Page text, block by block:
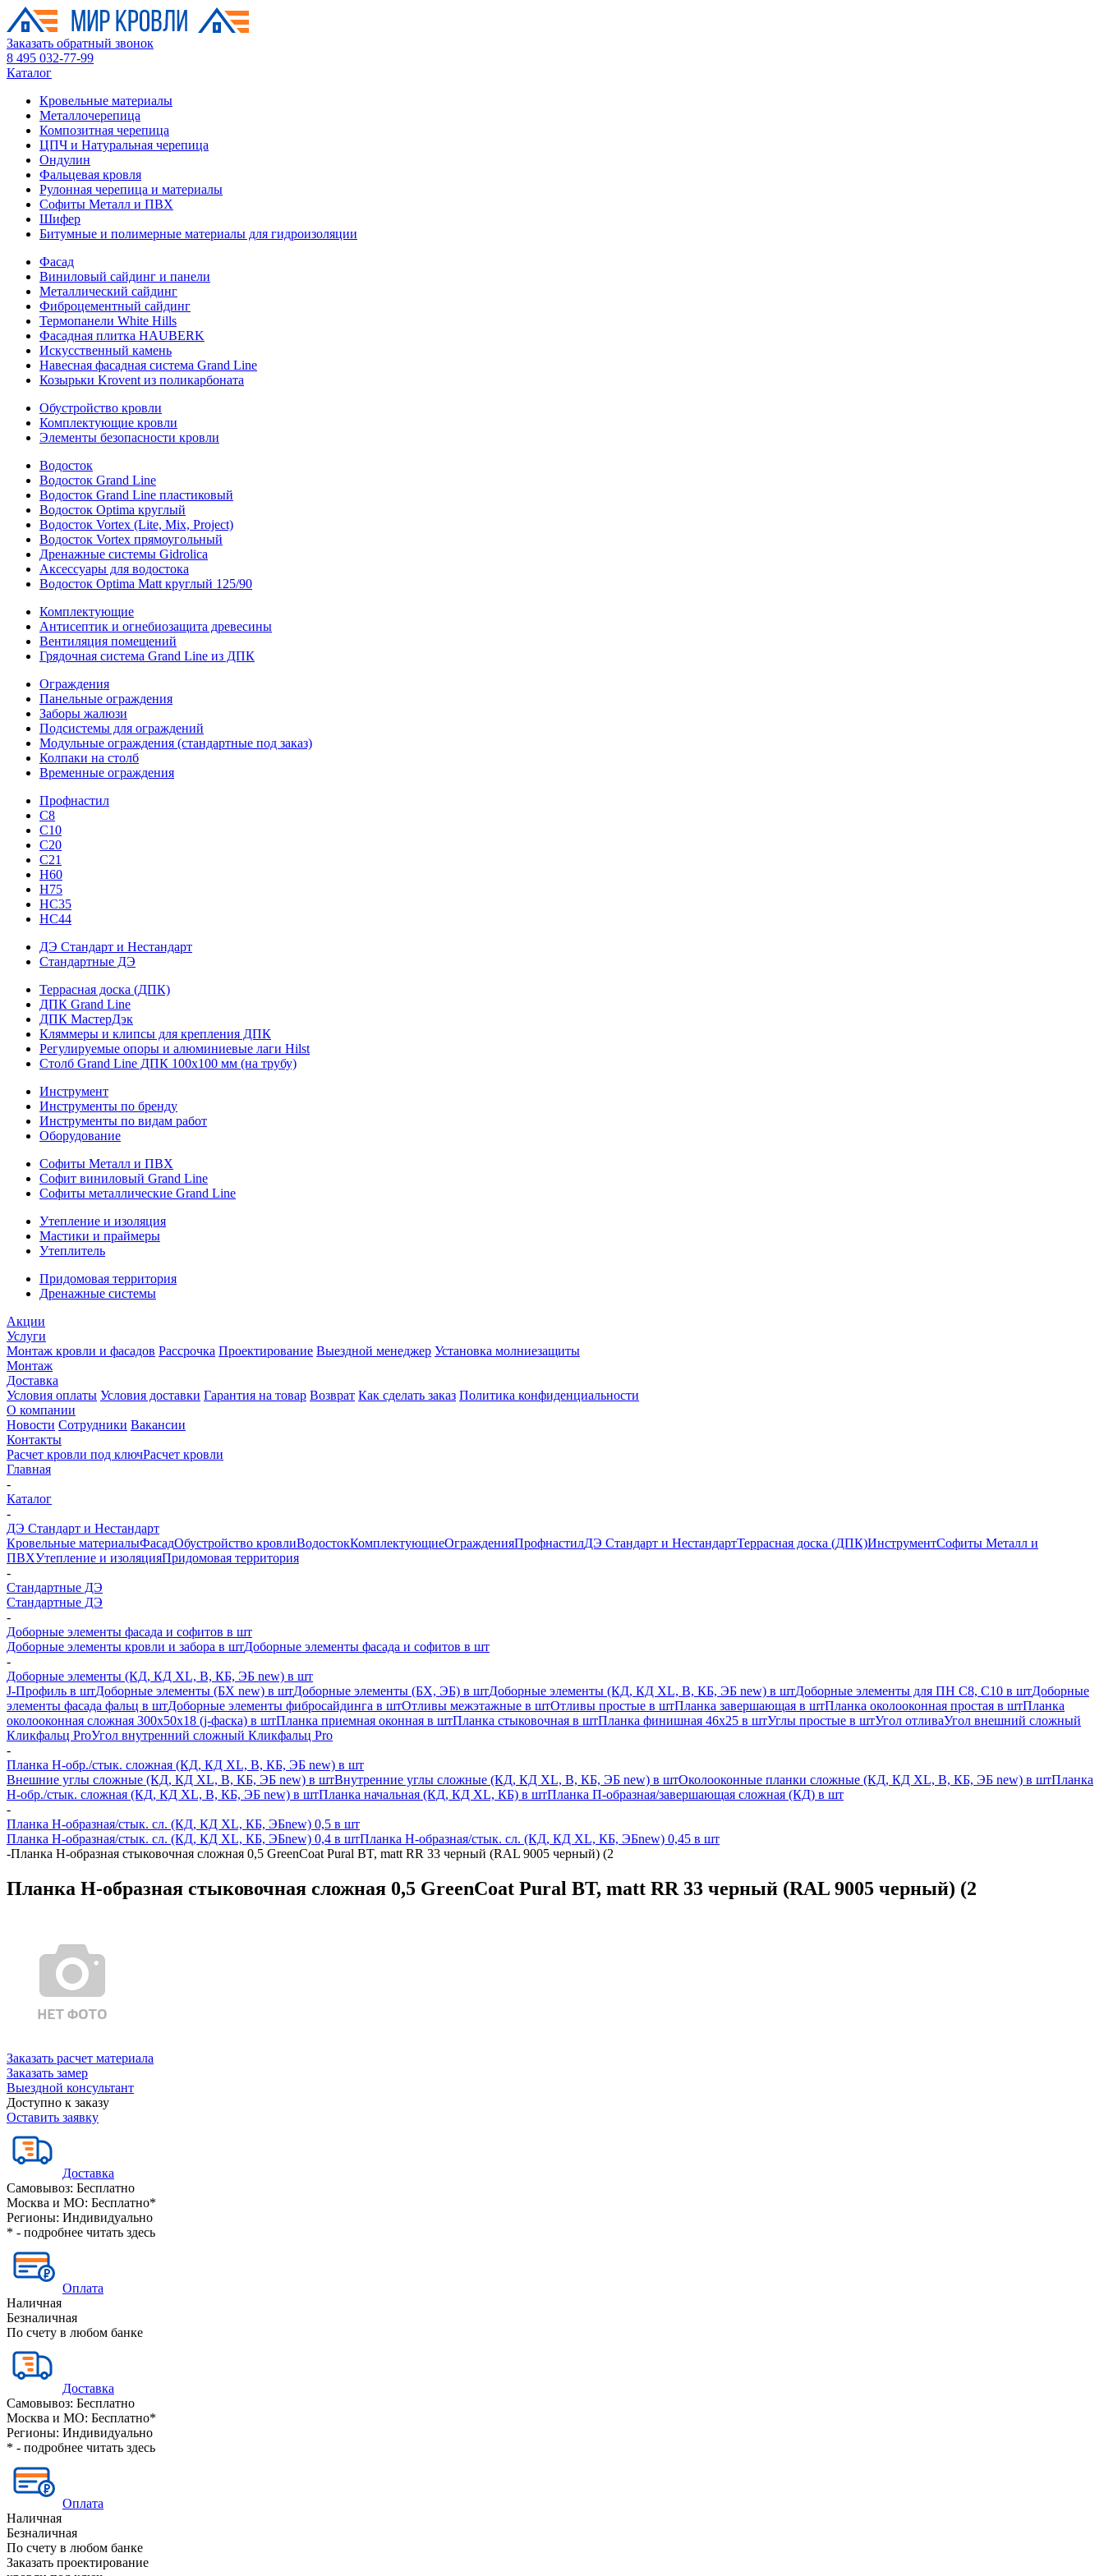
Заказать обратный звонок
8 495 032-77-99
Каталог
Кровельные материалы
Металлочерепица
Композитная черепица
ЦПЧ и Натуральная черепица
Ондулин
Фальцевая кровля
Рулонная черепица и материалы
Софиты Металл и ПВХ
Шифер
Битумные и полимерные материалы для гидроизоляции
Фасад
Виниловый сайдинг и панели
Металлический сайдинг
Фиброцементный сайдинг
Термопанели White Hills
Фасадная плитка HAUBERK
Искусственный камень
Навесная фасадная система Grand Line
Козырьки Krovent из поликарбоната
Обустройство кровли
Комплектующие кровли
Элементы безопасности кровли
Водосток
Водосток Grand Line
Водосток Grand Line пластиковый
Водосток Optima круглый
Водосток Vortex (Lite, Mix, Project)
Водосток Vortex прямоугольный
Дренажные системы Gidrolica
Аксессуары для водостока
Водосток Optima Matt круглый 125/90
Комплектующие
Антисептик и огнебиозащита древесины
Вентиляция помещений
Грядочная система Grand Line из ДПК
Ограждения
Панельные ограждения
Заборы жалюзи
Подсистемы для ограждений
Модульные ограждения (стандартные под заказ)
Колпаки на столб
Временные ограждения
Профнастил
С8
С10
С20
С21
H60
H75
HС35
НС44
ДЭ Стандарт и Нестандарт
Стандартные ДЭ
Террасная доска (ДПК)
ДПК Grand Line
ДПК МастерДэк
Кляммеры и клипсы для крепления ДПК
Регулируемые опоры и алюминиевые лаги Hilst
Столб Grand Line ДПК 100х100 мм (на трубу)
Инструмент
Инструменты по бренду
Инструменты по видам работ
Оборудование
Софиты Металл и ПВХ
Софит виниловый Grand Line
Софиты металлические Grand Line
Утепление и изоляция
Мастики и праймеры
Утеплитель
Придомовая территория
Дренажные системы
Акции
Услуги
Монтаж кровли и фасадов Рассрочка Проектирование Выездной менеджер Установка молниезащиты
Монтаж
Доставка
Условия оплаты Условия доставки Гарантия на товар Возврат Как сделать заказ Политика конфиденциальности
О компании
Новости Сотрудники Вакансии
Контакты
Расчет кровли под ключРасчет кровли
Главная
-
Каталог
-
ДЭ Стандарт и Нестандарт
Кровельные материалыФасадОбустройство кровлиВодостокКомплектующиеОгражденияПрофнастилДЭ Стандарт и НестандартТеррасная доска (ДПК)ИнструментСофиты Металл и
ПВХУтепление и изоляцияПридомовая территория
-
Стандартные ДЭ
Стандартные ДЭ
-
Доборные элементы фасада и софитов в шт
Доборные элементы кровли и забора в штДоборные элементы фасада и софитов в шт
-
Доборные элементы (КД, КД XL, В, КБ, ЭБ new) в шт
J-Профиль в штДоборные элементы (БХ new) в штДоборные элементы (БХ, ЭБ) в штДоборные элементы (КД, КД XL, В, КБ, ЭБ new) в штДоборные элементы для ПН С8, С10 в штДоборные
элементы фасада фальц в штДоборные элементы фибросайдинга в штОтливы межэтажные в штОтливы простые в штПланка завершающая в штПланка околооконная простая в штПланка
околооконная сложная 300х50х18 (j-фаска) в штПланка приемная оконная в штПланка стыковочная в штПланка финишная 46х25 в штУглы простые в штУгол отливаУгол внешний сложный
Кликфальц ProУгол внутренний сложный Кликфальц Pro
-
Планка H-обр./стык. сложная (КД, КД XL, В, КБ, ЭБ new) в шт
Внешние углы сложные (КД, КД XL, В, КБ, ЭБ new) в штВнутренние углы сложные (КД, КД XL, В, КБ, ЭБ new) в штОколооконные планки сложные (КД, КД XL, В, КБ, ЭБ new) в штПланка
H-обр./стык. сложная (КД, КД XL, В, КБ, ЭБ new) в штПланка начальная (КД, КД XL, КБ) в штПланка П-образная/завершающая сложная (КД) в шт
-
Планка H-образная/стык. сл. (КД, КД XL, КБ, ЭБnew) 0,5 в шт
Планка H-образная/стык. сл. (КД, КД XL, КБ, ЭБnew) 0,4 в штПланка H-образная/стык. сл. (КД, КД XL, КБ, ЭБnew) 0,45 в шт
-Планка Н-образная стыковочная сложная 0,5 GreenCoat Pural BT, matt RR 33 черный (RAL 9005 черный) (2
Планка Н-образная стыковочная сложная 0,5 GreenCoat Pural BT, matt RR 33 черный (RAL 9005 черный) (2
Заказать расчет материала
Заказать замер
Выездной консультант
Доступно к заказу
Оставить заявку
Доставка
Самовывоз: Бесплатно
Москва и МО: Бесплатно*
Регионы: Индивидуально
* - подробнее читать здесь
Оплата
Наличная
Безналичная
По счету в любом банке
Доставка
Самовывоз: Бесплатно
Москва и МО: Бесплатно*
Регионы: Индивидуально
* - подробнее читать здесь
Оплата
Наличная
Безналичная
По счету в любом банке
Заказать проектирование